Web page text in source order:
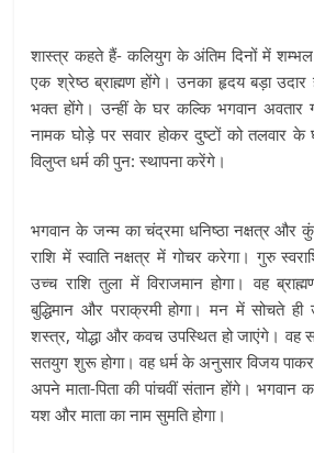
शास्त्र कहते हैं- कलियुग के अंतिम दिनों में
एक श्रेष्ठ ब्राह्मण होंगे। उनका हृदय बड़ा
भक्त होंगे। उन्हीं के घर कल्कि भगवान
नामक घोड़े पर सवार होकर दुष्टों को तलवार के
विलुप्त धर्म की पुन: स्थापना करेंगे।
भगवान के जन्म का चंद्रमा धनिष्ठा नक्षत्र और
राशि में स्वाति नक्षत्र में गोचर करेगा। गुरु
उच्च राशि तुला में विराजमान होगा। वह
बुद्धिमान और पराक्रमी होगा। मन में सोचते
शस्त्र, योद्धा और कवच उपस्थित हो जाएंगे। वह
सतयुग शुरू होगा। वह धर्म के अनुसार विजय पाकर
अपने माता-पिता की पांचवीं संतान होंगे। भगवान
यश और माता का नाम सुमति होगा।